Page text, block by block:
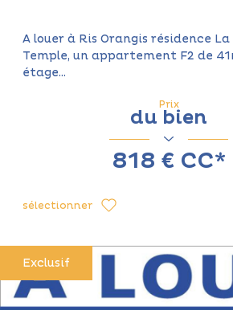
A louer à Ris Orangis résidence
Temple, un appartement F2 de
étage...
Prix
du bien
818 € CC*
sélectionner
Exclusif